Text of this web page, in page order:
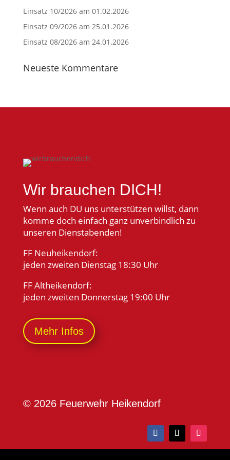
Einsatz 10/2026 am 01.02.2026
Einsatz 09/2026 am 25.01.2026
Einsatz 08/2026 am 24.01.2026
Neueste Kommentare
Wir brauchen DICH!
Wenn auch DU uns unterstützen willst, dann
komme doch einfach ganz unverbindlich zu
unseren Dienstabenden!
FF Neuheikendorf:
jeden zweiten Dienstag 18:30 Uhr
FF Altheikendorf:
jeden zweiten Donnerstag 19:00 Uhr
Mehr Infos
© 2026 Feuerwehr Heikendorf